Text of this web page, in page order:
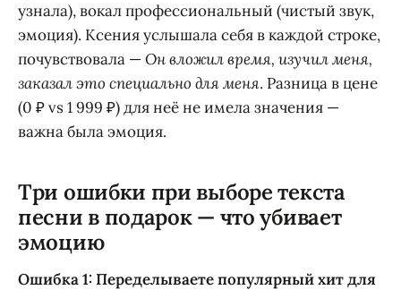
узнала), вокал профессиональный (чистый звук,
эмоция). Ксения услышала себя в каждой строке,
почувствовала —Он вложил время, изучил меня,
заказал это специально для меня. Разница в цене
(0 ₽ vs 1 999 ₽) для неё не имела значения —
важна была эмоция.
Три ошибки при выборе текста
песни в подарок — что убивает
эмоцию
Ошибка 1: Переделываете популярный хит для